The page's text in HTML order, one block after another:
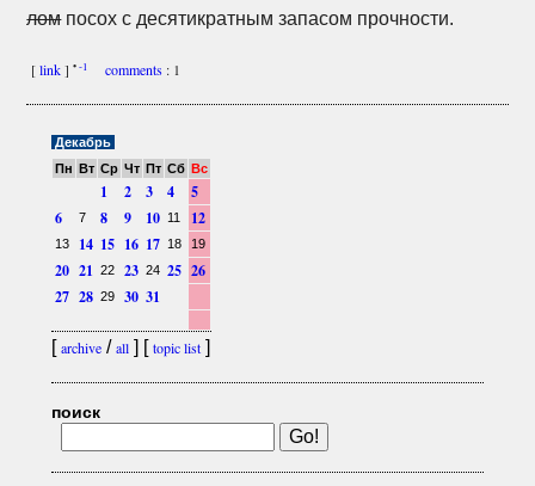
ломпосох с десятикратным запасом прочности.
[link]•-1 comments : 1
Декабрь
Пн
Вт Ср Чт Пт Сб Вс
1 2 3 4
5
6
7 8 9 10 11 12
13 14 15 16 17 18 19
20 21 22 23 24 25 26
27 28 29 30 31
[archive/all] [topic list]
поиск